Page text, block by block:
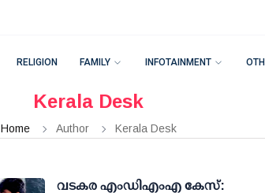
RELIGION FAMILY INFOTAINMENT
Kerala Desk
Home Author Kerala Desk
വടകര എംഡിഎംഎ കേസ്: